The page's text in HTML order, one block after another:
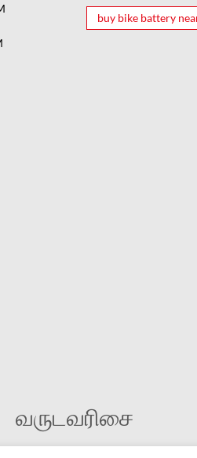
buy bike battery
வருடவரிசை